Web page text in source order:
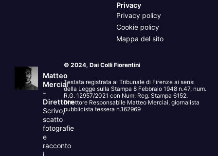
Privacy
Privacy policy
Cookie policy
Mappa del sito
Matteo
Merciai
-
Direttore
Scrivo,
scatto
fotografie
e
racconto
i
© 2024, Dai Colli Fiorentini
Testata registrata al Tribunale di Firenze ai sensi
della Legge sulla Stampa 8 Febbraio 1948 n.47, num.
R.G. 12957/2021 con Num. Reg. Stampa 6152.
Direttore Responsabile Matteo Merciai, giornalista
pubblicista tessera n.162969